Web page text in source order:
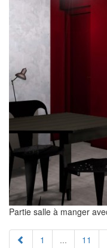
Partie salle à manger
1 ... 11